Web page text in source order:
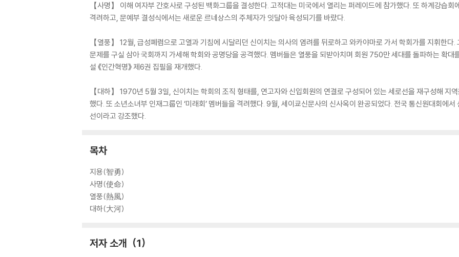
【사명】 이해 여자부 간호사로 구성된 백화그룹을 결성한다. 고적대는 미국에서 열리는 퍼레이드에 참가했다. 또 하계강습
격려하고, 문예부 결성식에서는 새로운 르네상스의 주체자가 잇달아 육성되기를 바랐다.
【열풍】 12월, 급성폐렴으로 고열과 기침에 시달리던 신이치는 의사의 염려를 뒤로하고 와카야마로 가서 학회가를 지휘한
문제를 구실 삼아 국회까지 가세해 학회와 공명당을 공격했다. 멤버들은 열풍을 되받아치며 회원 750만 세대를 돌파하는 확대
설 《인간혁명》 제6권 집필을 재개했다.
【대하】 1970년 5월 3일, 신이치는 학회의 조직 형태를, 연고자와 신입회원의 연결로 구성되어 있는 세로선을 재구성해 지
했다. 또 소년소녀부 인재그룹인 ‘미래회’ 멤버들을 격려했다. 9월, 세이쿄신문사의 신사옥이 완공되었다. 전국 통신원대회에
선이라고 강조했다.
목차
지용(智勇)
사명(使命)
열풍(熱風)
대하(大河)
저자 소개 1